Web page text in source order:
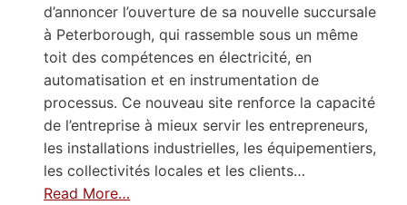
d’annoncer l’ouverture de sa nouvelle succursale
à Peterborough, qui rassemble sous un même
toit des compétences en électricité, en
automatisation et en instrumentation de
processus. Ce nouveau site renforce la capacité
de l’entreprise à mieux servir les entrepreneurs,
les installations industrielles, les équipementiers,
les collectivités locales et les clients…
Read More…